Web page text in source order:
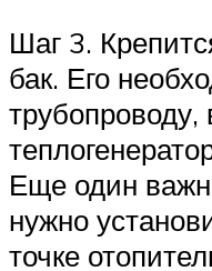
Шаг 3.
бак. Его
Еще один
нужно
точке